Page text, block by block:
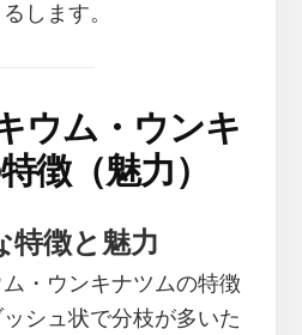
るします。
ウム・ウンキ
徴（魅力）
特徴と魅力
・ウンキナツムの特徴
シュ状で分枝が多いた